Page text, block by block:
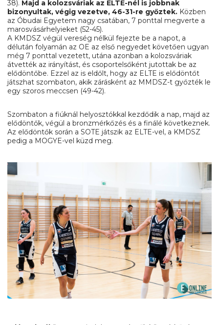
38). Majd a kolozsváriak az ELTE-nél is jobbnak
bizonyultak, végig vezetve, 46-31-re győztek. Közben
az Óbudai Egyetem nagy csatában, 7 ponttal megverte a
marosvásárhelyieket (52-45).
A KMDSZ végül vereség nélkül fejezte be a napot, a
délután folyamán az OE az első negyedet követően ugyan
még 7 ponttal vezetett, utána azonban a kolozsváriak
átvették az irányítást, és csoportelsőként jutottak be az
elődöntőbe. Ezzel az is eldőlt, hogy az ELTE is elődöntőt
játszhat szombaton, akik zárásként az MMDSZ-t győzték le
egy szoros meccsen (49-42).
Szombaton a fiúknál helyosztókkal kezdődik a nap, majd az
elődöntők, végül a bronzmérkőzés és a finálé következnek.
Az elődöntők során a SOTE játszik az ELTE-vel, a KMDSZ
pedig a MOGYE-vel küzd meg.